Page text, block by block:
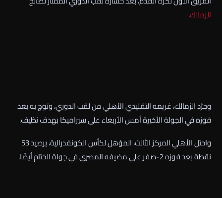
الزمالك.
وجرّد الزمالك، غريمه التقليدي الأهلي من لقب الدوري، وتوج به بعد
فوزه في الجولة الأخيرة أمس الأربعاء على سيراميكا بهدف نظيف.
واحتل الأهلي المركز الثالث، المؤهل لكأس الكونفدرالية، برصيد 53
نقطة بعد فوزه 2-صفر على مضيفه المصري في جولة الختام أيضًا.